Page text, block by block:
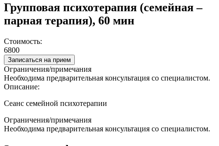
Групповая психотерапия (семейная –
парная терапия), 60 мин
Стоимость:
6800
Записаться на прием
Ограничения/примечания
Необходима предварительная консультация со специалистом.
Описание:
Сеанс семейной психотерапии
Ограничения/примечания
Необходима предварительная консультация со специалистом.